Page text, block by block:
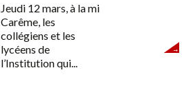
Jeudi 12 mars, à la mi
Carême, les
collégiens et les
lycéens de
l’Institution qui...